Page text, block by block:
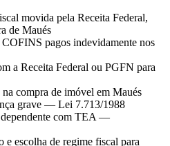
movida pela Receita Federal,
de Maués
pagos indevidamente nos
a Receita Federal ou PGFN para
compra de imóvel em Maués
grave — Lei 7.713/1988
com TEA —
e escolha de regime fiscal para